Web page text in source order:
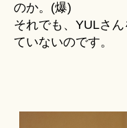
のか。(爆)
それでも、YULさ
ていないのです。